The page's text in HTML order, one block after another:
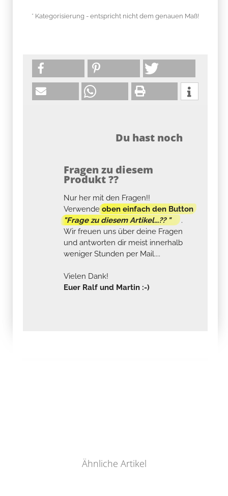
* Kategorisierung - entspricht nicht dem genauen Maß!
Du hast noch
Fragen zu diesem
Produkt ??
Nur her mit den Fragen!!
Verwendeoben einfach den Button
"Frage zu diesem Artikel...?? "
.
Wir freuen uns über deine Fragen
und antworten dir meist innerhalb
weniger Stunden per Mail....
Vielen Dank!
Euer Ralf und Martin :-)
Ähnliche Artikel